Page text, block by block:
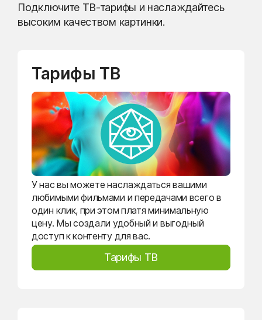
Подключите ТВ-тарифы и наслаждайтесь
высоким качеством картинки.
Тарифы ТВ
У нас вы можете наслаждаться вашими
любимыми фильмами и передачами всего в
один клик, при этом платя минимальную
цену. Мы создали удобный и выгодный
доступ к контенту для вас.
Тарифы ТВ